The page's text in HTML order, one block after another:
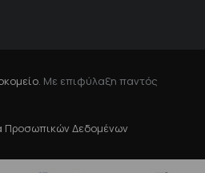
. Με επιφύλαξη παντός
Προσωπικών Δεδομένων